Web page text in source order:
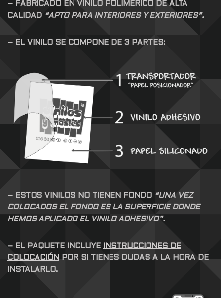
– FABRICADO EN VINILO POLIMERICO DE ALTA
CALIDAD “APTO PARA INTERIORES Y EXTERIORES”.
– EL VINILO SE COMPONE DE 3 PARTES:
– ESTOS VINILOS NO TIENEN FONDO “UNA VEZ
COLOCADOS EL FONDO ES LA SUPERFICIE DONDE
HEMOS APLICADO EL VINILO ADHESIVO”.
– EL PAQUETE INCLUYE
INSTRUCCIONES DE
COLOCACIÓNPOR SI TIENES DUDAS A LA HORA DE
INSTALARLO.